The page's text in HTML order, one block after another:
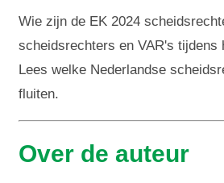
Wie zijn de EK 2024
scheidsrechters en VAR's tijdens
Lees welke Nederlandse
fluiten.
Over de auteur